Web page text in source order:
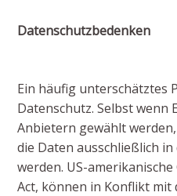
Datenschutzbedenken
Ein häufig unterschätztes
Datenschutz. Selbst wenn
Anbietern gewählt
die Daten ausschließlich
werden. US-
Act, können in Konflikt mit